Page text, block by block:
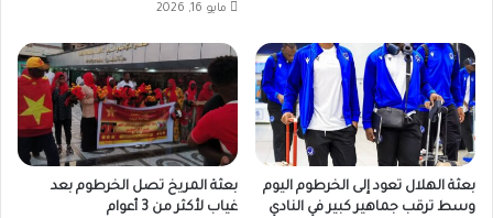
مايو 16, 2026
بعثة الهلال تعود إلى الخرطوم اليوم
وسط ترقب جماهير كبير في النادي
بعثة المريخ تصل الخرطوم بعد
غياب لأكثر من 3 أعوام